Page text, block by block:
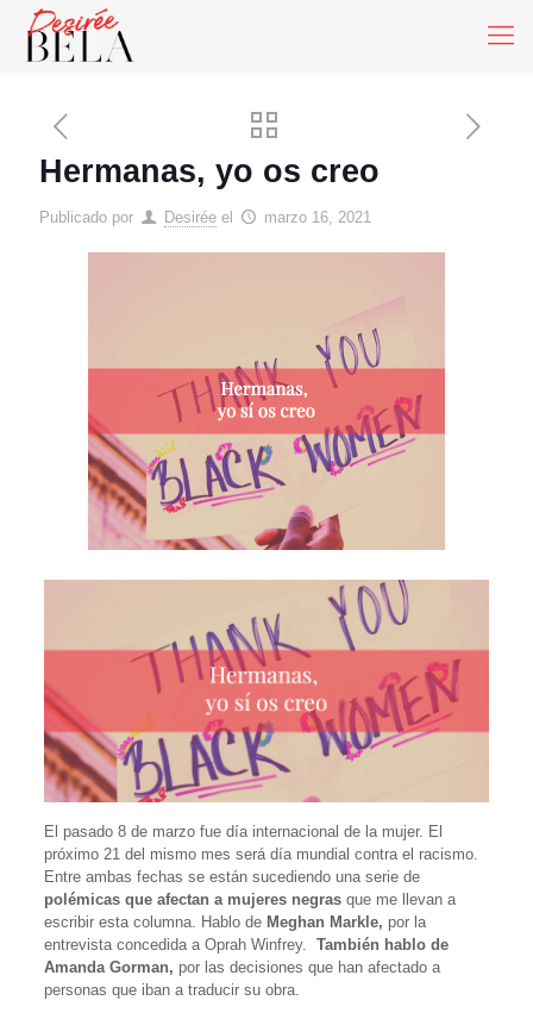
Hermanas, yo os creo
Publicado por Desirée el marzo 16, 2021
El pasado 8 de marzo fue día internacional de la mujer. El
próximo 21 del mismo mes será día mundial contra el racismo.
Entre ambas fechas se están sucediendo una serie de
polémicas que afectan a mujeres negrasque me llevan a
escribir esta columna. Hablo de Meghan Markle, por la
entrevista concedida a Oprah Winfrey. También hablo de
Amanda Gorman, por las decisiones que han afectado a
personas que iban a traducir su obra.